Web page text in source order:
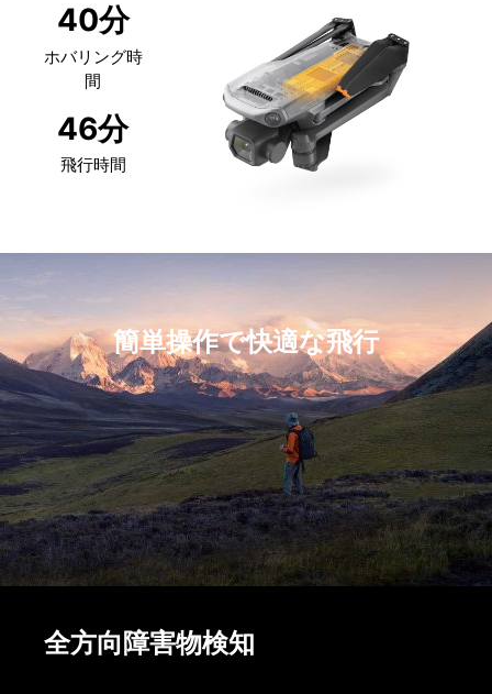
40分
ホバリング時
間
46分
飛行時間
簡単操作で快適な飛行
全方向障害物検知